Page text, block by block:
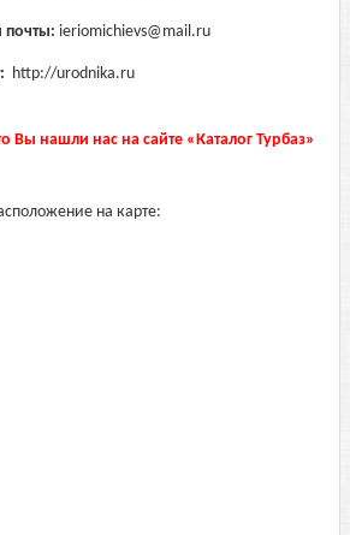
почты: ieriomichievs@mail.ru
http://urodnika.ru
Вы нашли нас на сайте «Каталог Турбаз»
на карте: